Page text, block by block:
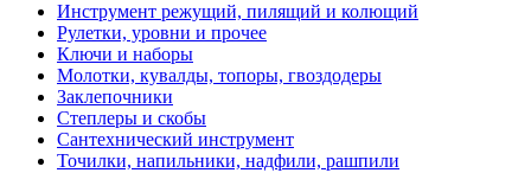
Инструмент режущий, пилящий и колющий
Рулетки, уровни и прочее
Ключи и наборы
Молотки, кувалды, топоры, гвоздодеры
Заклепочники
Степлеры и скобы
Сантехнический инструмент
Точилки, напильники, надфили, рашпили